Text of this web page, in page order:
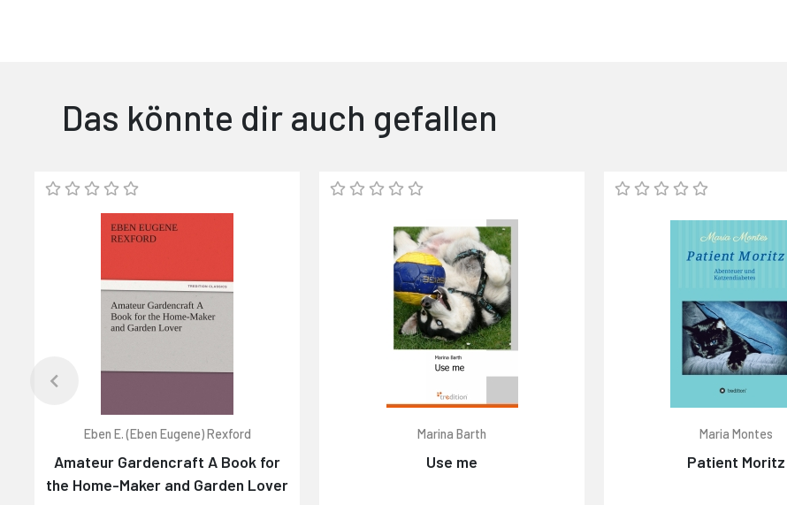
Das könnte dir auch gefallen
Eben E. (Eben Eugene) Rexford
Amateur Gardencraft A Book for
the Home-Maker and Garden Lover
Marina Barth
Use me
Maria Montes
Patient Moritz